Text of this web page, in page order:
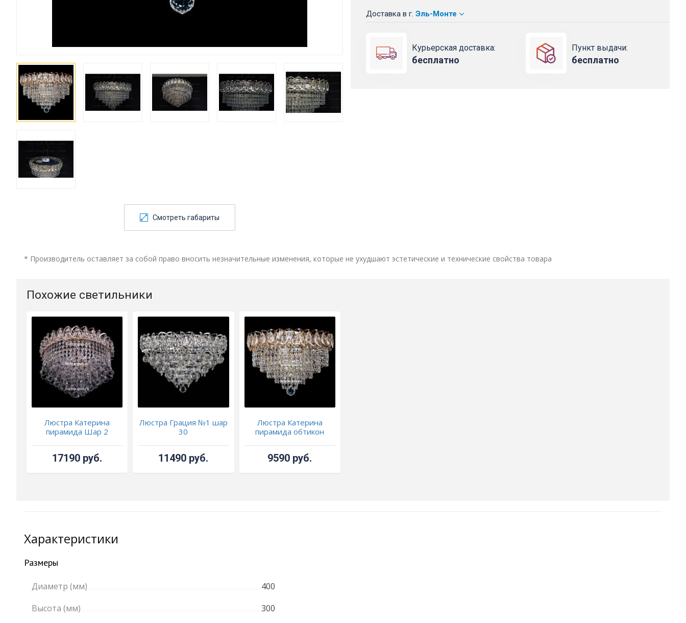
Смотреть габариты
Доставка в г. Эль-Монте
Курьерская доставка:
бесплатно
Пункт выдачи:
бесплатно
* Производитель оставляет за собой право вносить незначительные изменения, которые не ухудшают эстетические и технические свойства товара
Похожие светильники
Люстра Катерина
пирамида Шар 2
17190 руб.
Люстра Грация №1 шар
30
11490 руб.
Люстра Катерина
пирамида обтикон
9590 руб.
Характеристики
Размеры
Диаметр (мм)
400
Высота (мм)
300